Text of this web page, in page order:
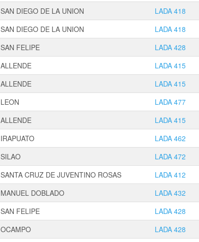
SAN DIEGO DE LA UNION
LADA 418
SAN DIEGO DE LA UNION
LADA 418
SAN FELIPE
LADA 428
ALLENDE
LADA 415
ALLENDE
LADA 415
LEON
LADA 477
ALLENDE
LADA 415
IRAPUATO
LADA 462
SILAO
LADA 472
SANTA CRUZ DE JUVENTINO ROSAS
LADA 412
MANUEL DOBLADO
LADA 432
SAN FELIPE
LADA 428
OCAMPO
LADA 428